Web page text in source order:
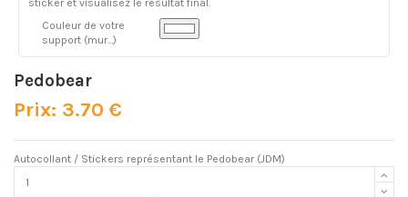
sticker et visualisez le résultat final.
Couleur de votre
support (mur...)
Pedobear
Prix: 3.70 €
Autocollant / Stickers représentant le Pedobear (JDM)